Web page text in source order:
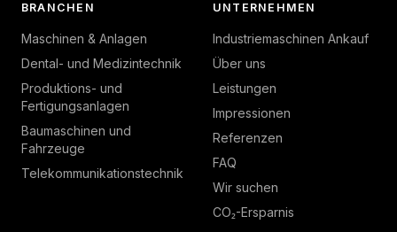
BRANCHEN
Maschinen & Anlagen
Dental- und Medizintechnik
Produktions- und
Fertigungsanlagen
Baumaschinen und
Fahrzeuge
Telekommunikationstechnik
UNTERNEHMEN
Industriemaschinen Ankauf
Über uns
Leistungen
Impressionen
Referenzen
FAQ
Wir suchen
CO₂-Ersparnis